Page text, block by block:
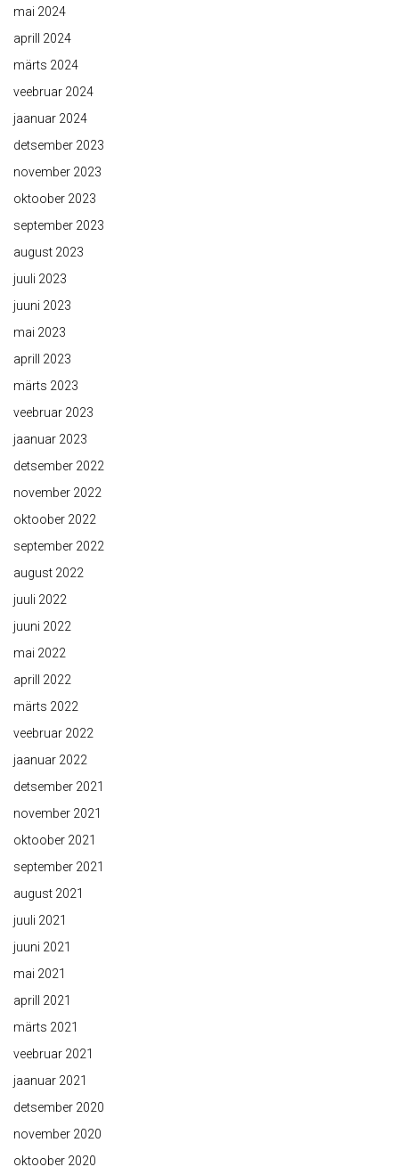
mai 2024
aprill 2024
märts 2024
veebruar 2024
jaanuar 2024
detsember 2023
november 2023
oktoober 2023
september 2023
august 2023
juuli 2023
juuni 2023
mai 2023
aprill 2023
märts 2023
veebruar 2023
jaanuar 2023
detsember 2022
november 2022
oktoober 2022
september 2022
august 2022
juuli 2022
juuni 2022
mai 2022
aprill 2022
märts 2022
veebruar 2022
jaanuar 2022
detsember 2021
november 2021
oktoober 2021
september 2021
august 2021
juuli 2021
juuni 2021
mai 2021
aprill 2021
märts 2021
veebruar 2021
jaanuar 2021
detsember 2020
november 2020
oktoober 2020